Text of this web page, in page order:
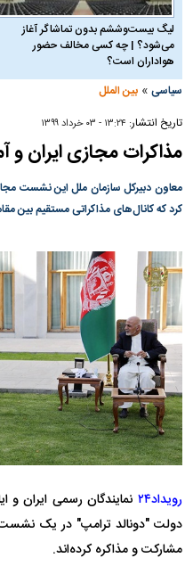
لیگ بیست‌وششم بدون تماشاگر آغاز
می‌شود؟ | چه کسی مخالف حضور
هواداران است؟
سیاسی »بین الملل
تاریخ انتشار: ۱۳:۲۴ - ۰۳ خرداد ۱۳۹۹
مذاکرات مجازی ایران و
معاون دبیرکل سازمان ملل این نشست
کرد که کانال‌های مذاکراتی مستقیم بین
رویداد۲۴
نمایندگان رسمی ایران و
دولت "دونالد ترامپ" در یک نشست
مشارکت و مذاکره کرده‌اند.